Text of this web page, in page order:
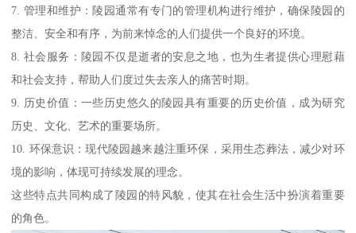
7. 管理和维护：陵园通常有专门的管理机构进行维护，确保陵园的
整洁、安全和有序，为前来悼念的人们提供一个良好的环境。
8. 社会服务：陵园不仅是逝者的安息之地，也为生者提供心理慰藉
和社会支持，帮助人们度过失去亲人的痛苦时期。
9. 历史价值：一些历史悠久的陵园具有重要的历史价值，成为研究
历史、文化、艺术的重要场所。
10. 环保意识：现代陵园越来越注重环保，采用生态葬法，减少对环
境的影响，体现可持续发展的理念。
这些特点共同构成了陵园的特风貌，使其在社会生活中扮演着重要
的角色。